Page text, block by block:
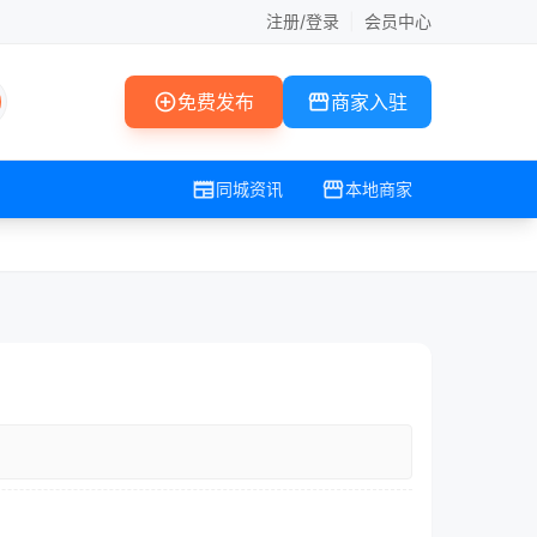
注册/登录 会员中心
add_circle免费发布 storefront商家入驻
newspaper同城资讯 storefront本地商家